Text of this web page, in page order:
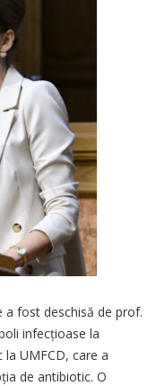
a fost deschisă de prof.
infecțioase la
la UMFCD, care a
de antibiotic. O